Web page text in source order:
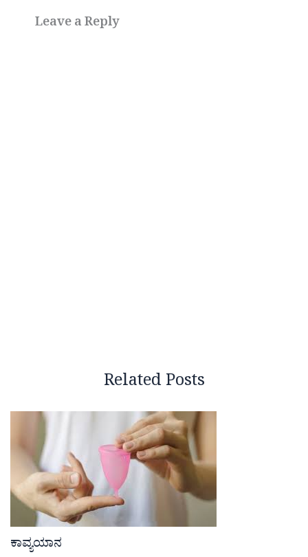
Leave a Reply
Related Posts
ಕಾವ್ಯಯಾನ